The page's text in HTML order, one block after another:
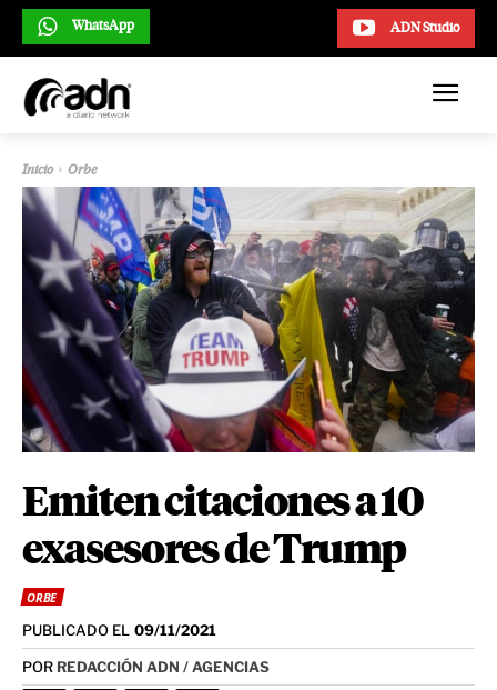
ADN Studio
WhatsApp
Inicio Orbe
Emiten citaciones a 10
exasesores de Trump
ORBE
PUBLICADO EL 09/11/2021
POR REDACCIÓN ADN / AGENCIAS